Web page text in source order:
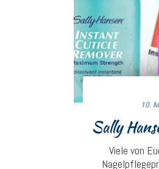
10.
Sally
Viele von